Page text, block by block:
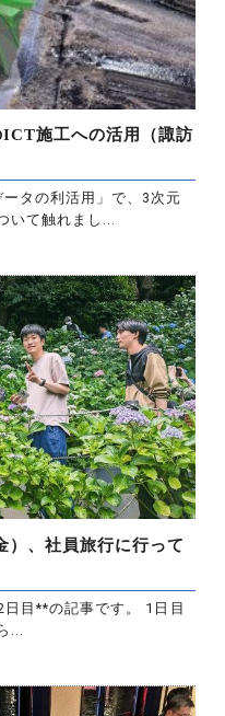
施工への活用（諏訪
タの利活用」で、3次元
いて触れまし...
）、社員旅行に行って
目**の記事です。 1日目
...